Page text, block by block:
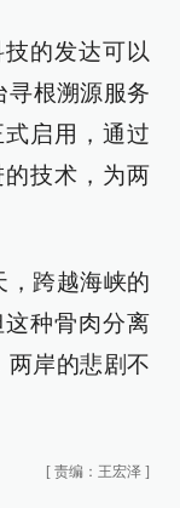
的发达可以
寻根溯源服务
启用，通过
技术，为两
，跨越海峡的
种骨肉分离
两岸的悲剧不
[ 责编：王宏泽 ]